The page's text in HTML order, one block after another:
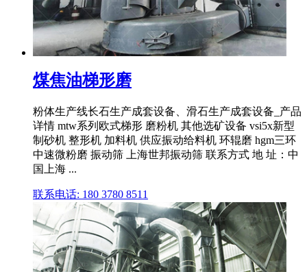
煤焦油梯形磨
粉体生产线长石生产成套设备、滑石生产成套设备_产品
详情 mtw系列欧式梯形 磨粉机 其他选矿设备 vsi5x新型
制砂机 整形机 加料机 供应振动给料机 环辊磨 hgm三环
中速微粉磨 振动筛 上海世邦振动筛 联系方式 地 址：中
国上海 ...
联系电话: 180 3780 8511